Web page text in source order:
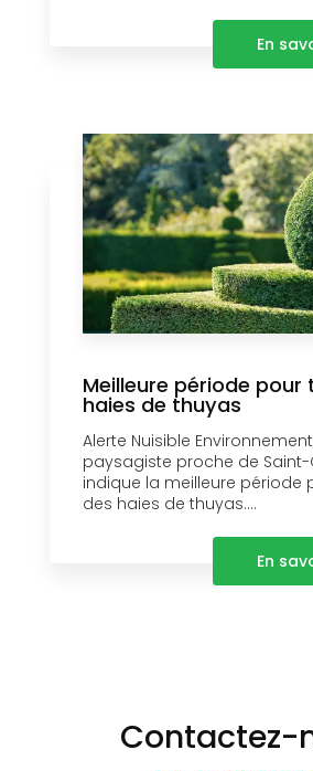
En
Meilleure période pour
haies de thuyas
Alerte Nuisible
paysagiste proche de Saint-
indique la meilleure période
des haies de thuyas....
En
Contactez-